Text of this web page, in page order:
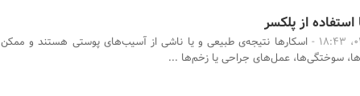
استفاده از پلکسر
اسکارها نتیجه‌ی طبیعی و یا ناشی از آسیب‌های پوستی هستند و ممکن
سوختگی‌ها، عمل‌های جراحی یا زخم‌ها ...